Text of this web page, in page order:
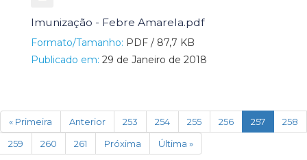
Imunização - Febre Amarela.pdf
Formato/Tamanho: PDF / 87,7 KB
Publicado em: 29 de Janeiro de 2018
« Primeira Anterior 253 254 255 256 257(current)
258
259
260 261 Próxima Última »